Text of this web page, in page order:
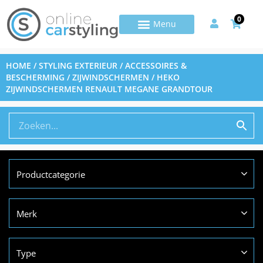
0
HOME /STYLING EXTERIEUR /ACCESSOIRES &
BESCHERMING /ZIJWINDSCHERMEN / HEKO
ZIJWINDSCHERMEN RENAULT MEGANE GRANDTOUR
Productcategorie
Merk
Type